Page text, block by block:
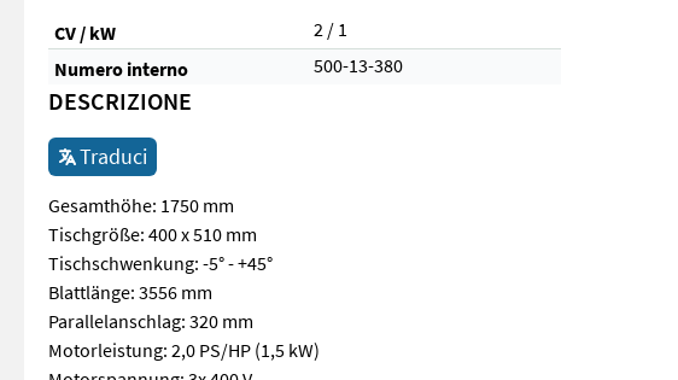
CV / kW
2 / 1
Numero interno
500-13-380
DESCRIZIONE
Traduci
Gesamthöhe: 1750 mm
Tischgröße: 400 x 510 mm
Tischschwenkung: -5° - +45°
Blattlänge: 3556 mm
Parallelanschlag: 320 mm
Motorleistung: 2,0 PS/HP (1,5 kW)